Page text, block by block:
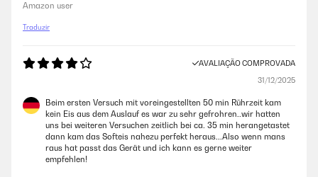
Amazon user
Traduzir
AVALIAÇÃO COMPROVADA
31/12/2025
Beim ersten Versuch mit voreingestellten 50 min Rührzeit kam
kein Eis aus dem Auslauf es war zu sehr gefrohren..wir hatten
uns bei weiteren Versuchen zeitlich bei ca. 35 min herangetastet
dann kam das Softeis nahezu perfekt heraus...Also wenn mans
raus hat passt das Gerät und ich kann es gerne weiter
empfehlen!